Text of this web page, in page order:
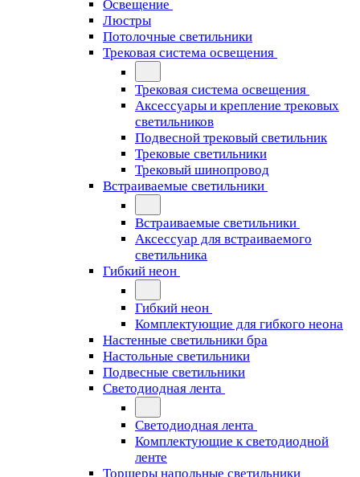
Освещение
Люстры
Потолочные светильники
Трековая система освещения
Трековая система освещения
Аксессуары и крепление трековых
светильников
Подвесной трековый светильник
Трековые светильники
Трековый шинопровод
Встраиваемые светильники
Встраиваемые светильники
Аксессуар для встраиваемого
светильника
Гибкий неон
Гибкий неон
Комплектующие для гибкого неона
Настенные светильники бра
Настольные светильники
Подвесные светильники
Светодиодная лента
Светодиодная лента
Комплектующие к светодиодной
ленте
Торшеры напольные светильники